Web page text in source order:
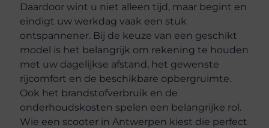
Daardoor wint u niet alleen tijd, maar begint en
eindigt uw werkdag vaak een stuk
ontspannener. Bij de keuze van een geschikt
model is het belangrijk om rekening te houden
met uw dagelijkse afstand, het gewenste
rijcomfort en de beschikbare opbergruimte.
Ook het brandstofverbruik en de
onderhoudskosten spelen een belangrijke rol.
Wie een scooter in Antwerpen kiest die perfect